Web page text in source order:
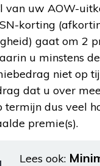
van uw AOW-
korting
gaat om 2
u minstens
niet op
dat u over
termijn dus veel
premie(s).
Lees ook: